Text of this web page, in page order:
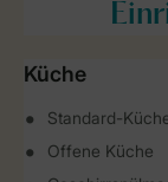
Küche
Standard-
Offene Küche